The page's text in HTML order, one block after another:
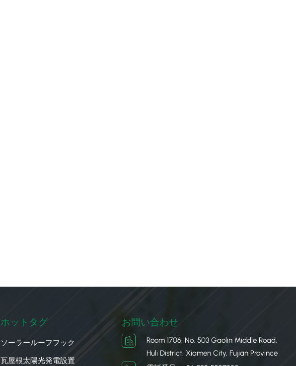
ホットタグ
ソーラールーフフック
瓦屋根太陽光発電設置
お問い合わせ
Room 1706, No. 503 Gaolin Middle Road,
Huli District, Xiamen City, Fujian Province